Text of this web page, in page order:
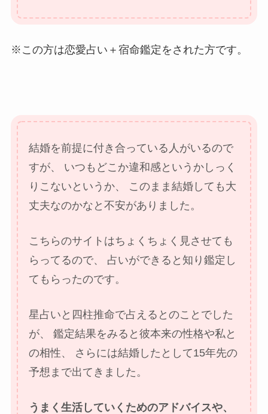
※この方は恋愛占い＋宿命鑑定をされた方です。
結婚を前提に付き合っている人がいるので
すが、
いつもどこか違和感というかしっく
りこないというか、
このまま結婚しても大
丈夫なのかなと不安がありました。
こちらのサイトはちょくちょく見させても
らってるので、
占いができると知り鑑定し
てもらったのです。
星占いと四柱推命で占えるとのことでした
が、
鑑定結果をみると彼本来の性格や私と
の相性、
さらには結婚したとして15年先の
予想まで出てきました。
うまく生活していくためのアドバイスや、